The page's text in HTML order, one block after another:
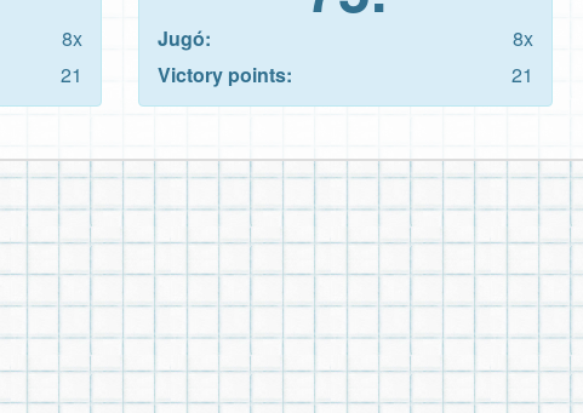
8x
21
Jugó:
8x
Victory points:
21